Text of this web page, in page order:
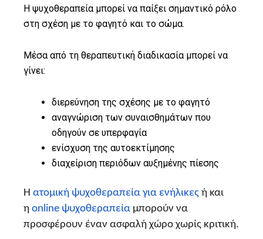
Η ψυχοθεραπεία μπορεί να παίξει σημαντικό ρόλο
στη σχέση με το φαγητό και το σώμα.
Μέσα από τη θεραπευτική διαδικασία μπορεί να
γίνει:
διερεύνηση της σχέσης με το φαγητό
αναγνώριση των συναισθημάτων που
οδηγούν σε υπερφαγία
ενίσχυση της αυτοεκτίμησης
διαχείριση περιόδων αυξημένης πίεσης
Η ατομική ψυχοθεραπεία για ενήλικες ή και
η online ψυχοθεραπεία μπορούν να
προσφέρουν έναν ασφαλή χώρο χωρίς κριτική.